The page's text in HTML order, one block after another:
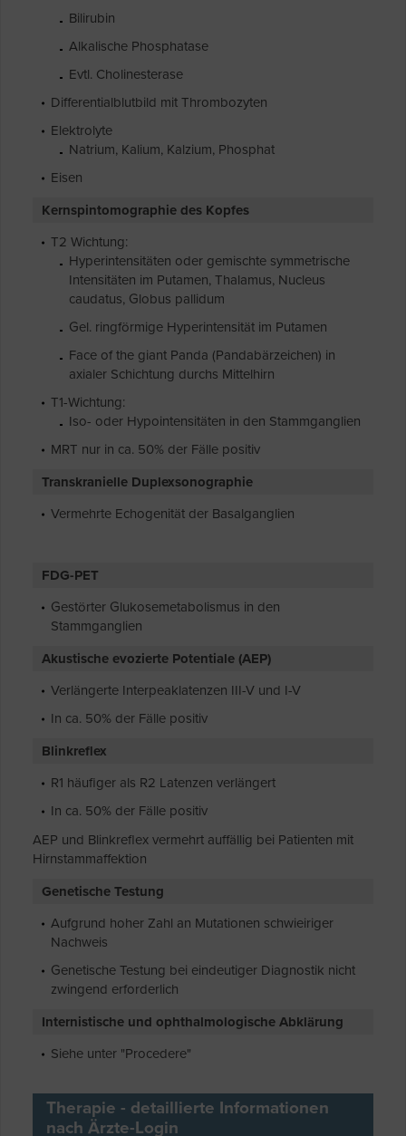
Bilirubin
Alkalische Phosphatase
Evtl. Cholinesterase
Differentialblutbild mit Thrombozyten
Elektrolyte
Natrium, Kalium, Kalzium, Phosphat
Eisen
Kernspintomographie des Kopfes
T2 Wichtung:
Hyperintensitäten oder gemischte symmetrische
Intensitäten im Putamen, Thalamus, Nucleus
caudatus, Globus pallidum
Gel. ringförmige Hyperintensität im Putamen
Face of the giant Panda (Pandabärzeichen) in
axialer Schichtung durchs Mittelhirn
T1-Wichtung:
Iso- oder Hypointensitäten in den Stammganglien
MRT nur in ca. 50% der Fälle positiv
Transkranielle Duplexsonographie
Vermehrte Echogenität der Basalganglien
FDG-PET
Gestörter Glukosemetabolismus in den
Stammganglien
Akustische evozierte Potentiale (AEP)
Verlängerte Interpeaklatenzen III-V und I-V
In ca. 50% der Fälle positiv
Blinkreflex
R1 häufiger als R2 Latenzen verlängert
In ca. 50% der Fälle positiv
AEP und Blinkreflex vermehrt auffällig bei Patienten mit
Hirnstammaffektion
Genetische Testung
Aufgrund hoher Zahl an Mutationen schwieiriger
Nachweis
Genetische Testung bei eindeutiger Diagnostik nicht
zwingend erforderlich
Internistische und ophthalmologische Abklärung
Siehe unter "Procedere"
Therapie - detaillierte Informationen
nach Ärzte-Login